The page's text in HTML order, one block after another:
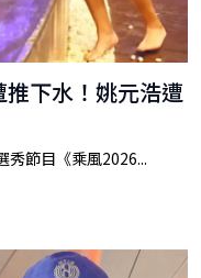
下水！姚元浩遭
秀節目《乘風2026...